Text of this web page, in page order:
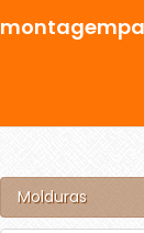
Molduras